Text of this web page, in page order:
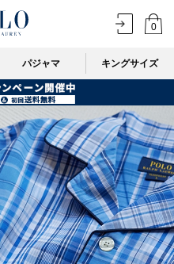
0
パジャマ キングサイズ